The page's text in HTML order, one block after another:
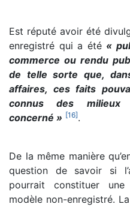
Est réputé avoir été
enregistré qui a été «
commerce ou rendu
de telle sorte que,
affaires, ces faits
connus des milieux
concerné » [16].
De la même manière
question de savoir si
pourrait constituer
modèle non-enregistré.